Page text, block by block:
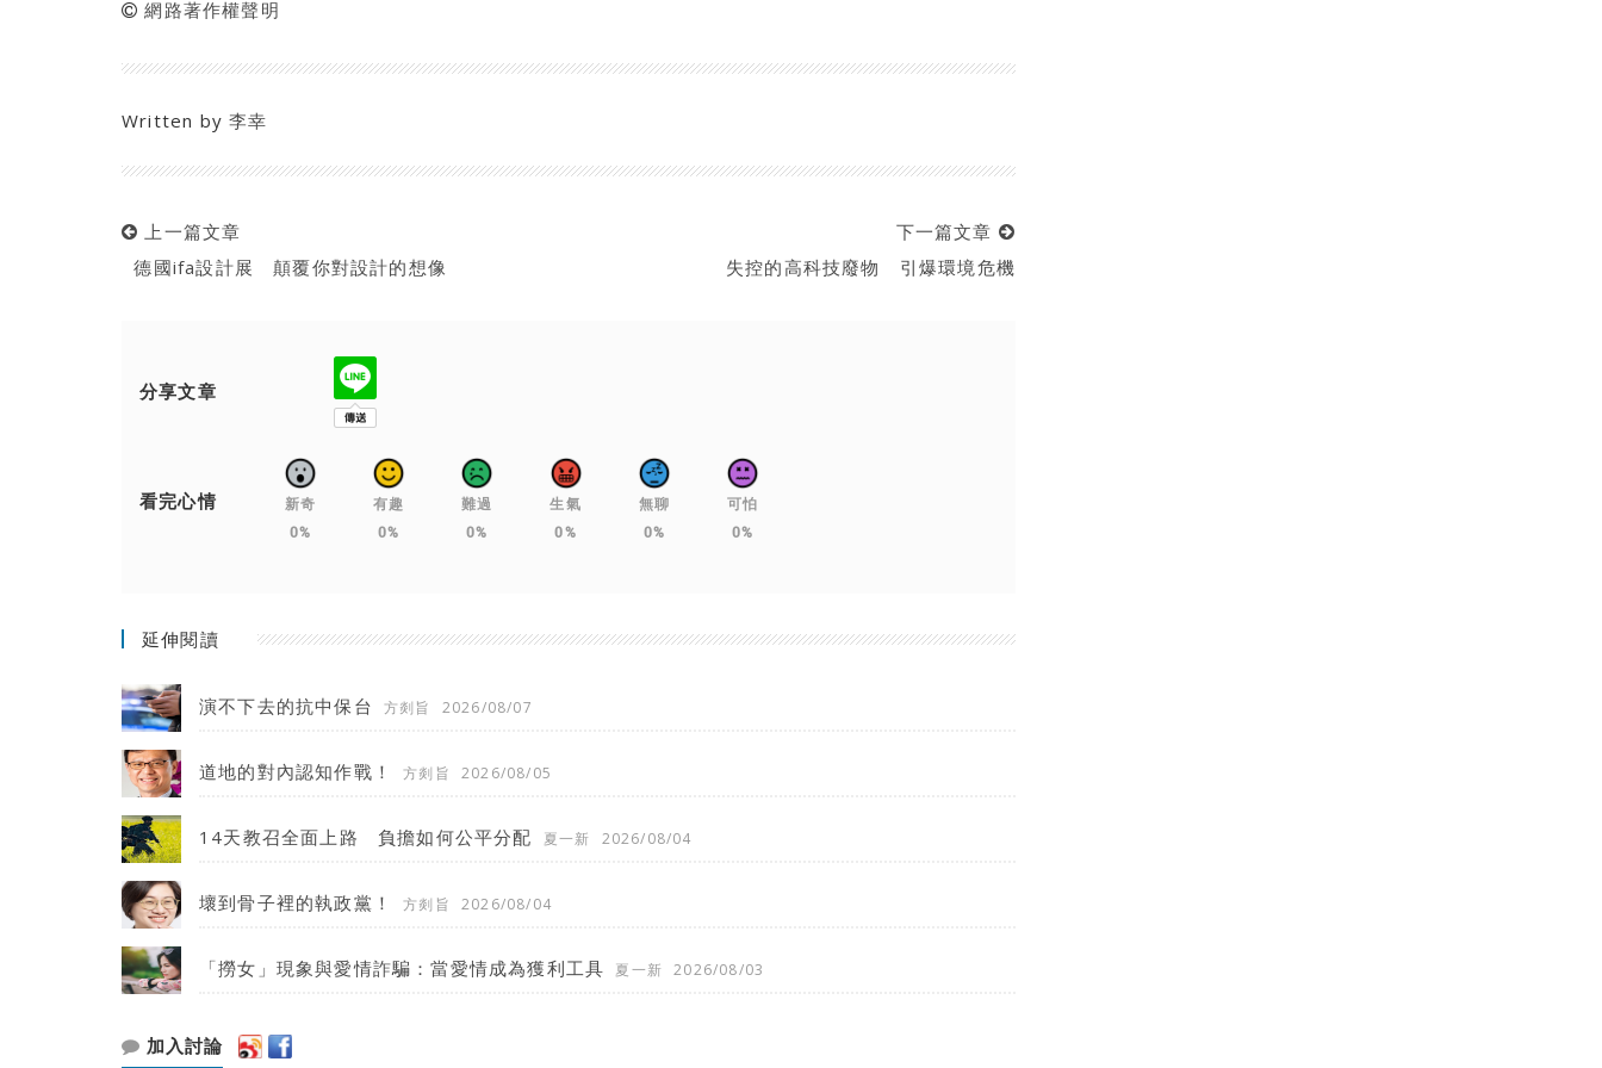
網路著作權聲明
Written by李幸
上一篇文章
德國ifa設計展 顛覆你對設計的想像
下一篇文章
失控的高科技廢物 引爆環境危機
分享文章
看完心情
新奇
0%
有趣
0%
難過
0%
生氣
0%
無聊
0%
可怕
0%
延伸閱讀
演不下去的抗中保台 方剡旨 2026/08/07
道地的對內認知作戰！ 方剡旨 2026/08/05
14天教召全面上路 負擔如何公平分配 夏一新 2026/08/04
壞到骨子裡的執政黨！ 方剡旨 2026/08/04
「撈女」現象與愛情詐騙：當愛情成為獲利工具 夏一新 2026/08/03
加入討論